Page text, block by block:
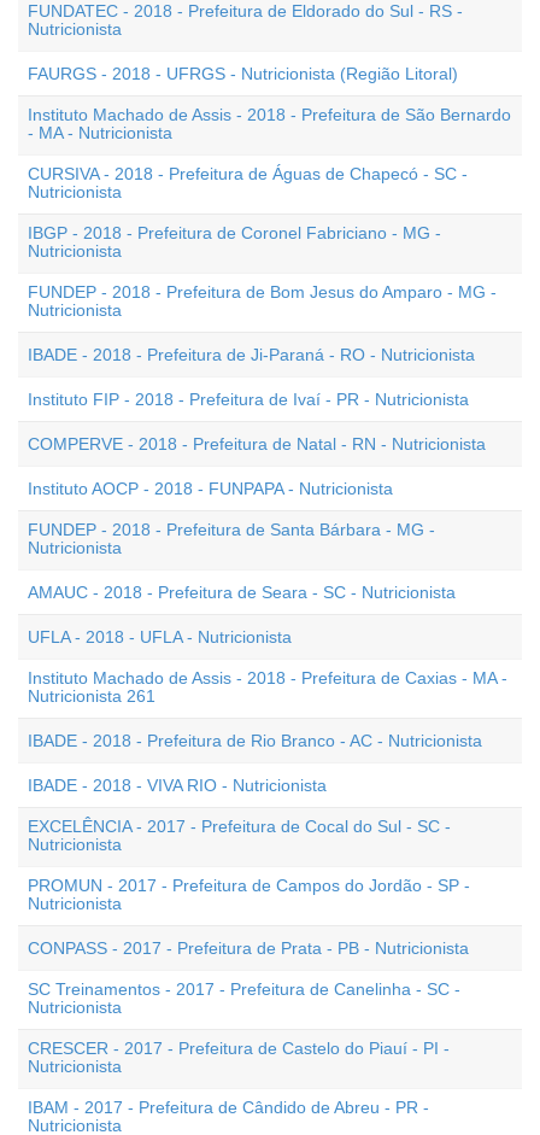
FUNDATEC - 2018 - Prefeitura de Eldorado do Sul - RS -
Nutricionista
FAURGS - 2018 - UFRGS - Nutricionista (Região Litoral)
Instituto Machado de Assis - 2018 - Prefeitura de São Bernardo
- MA - Nutricionista
CURSIVA - 2018 - Prefeitura de Águas de Chapecó - SC -
Nutricionista
IBGP - 2018 - Prefeitura de Coronel Fabriciano - MG -
Nutricionista
FUNDEP - 2018 - Prefeitura de Bom Jesus do Amparo - MG -
Nutricionista
IBADE - 2018 - Prefeitura de Ji-Paraná - RO - Nutricionista
Instituto FIP - 2018 - Prefeitura de Ivaí - PR - Nutricionista
COMPERVE - 2018 - Prefeitura de Natal - RN - Nutricionista
Instituto AOCP - 2018 - FUNPAPA - Nutricionista
FUNDEP - 2018 - Prefeitura de Santa Bárbara - MG -
Nutricionista
AMAUC - 2018 - Prefeitura de Seara - SC - Nutricionista
UFLA - 2018 - UFLA - Nutricionista
Instituto Machado de Assis - 2018 - Prefeitura de Caxias - MA -
Nutricionista 261
IBADE - 2018 - Prefeitura de Rio Branco - AC - Nutricionista
IBADE - 2018 - VIVA RIO - Nutricionista
EXCELÊNCIA - 2017 - Prefeitura de Cocal do Sul - SC -
Nutricionista
PROMUN - 2017 - Prefeitura de Campos do Jordão - SP -
Nutricionista
CONPASS - 2017 - Prefeitura de Prata - PB - Nutricionista
SC Treinamentos - 2017 - Prefeitura de Canelinha - SC -
Nutricionista
CRESCER - 2017 - Prefeitura de Castelo do Piauí - PI -
Nutricionista
IBAM - 2017 - Prefeitura de Cândido de Abreu - PR -
Nutricionista